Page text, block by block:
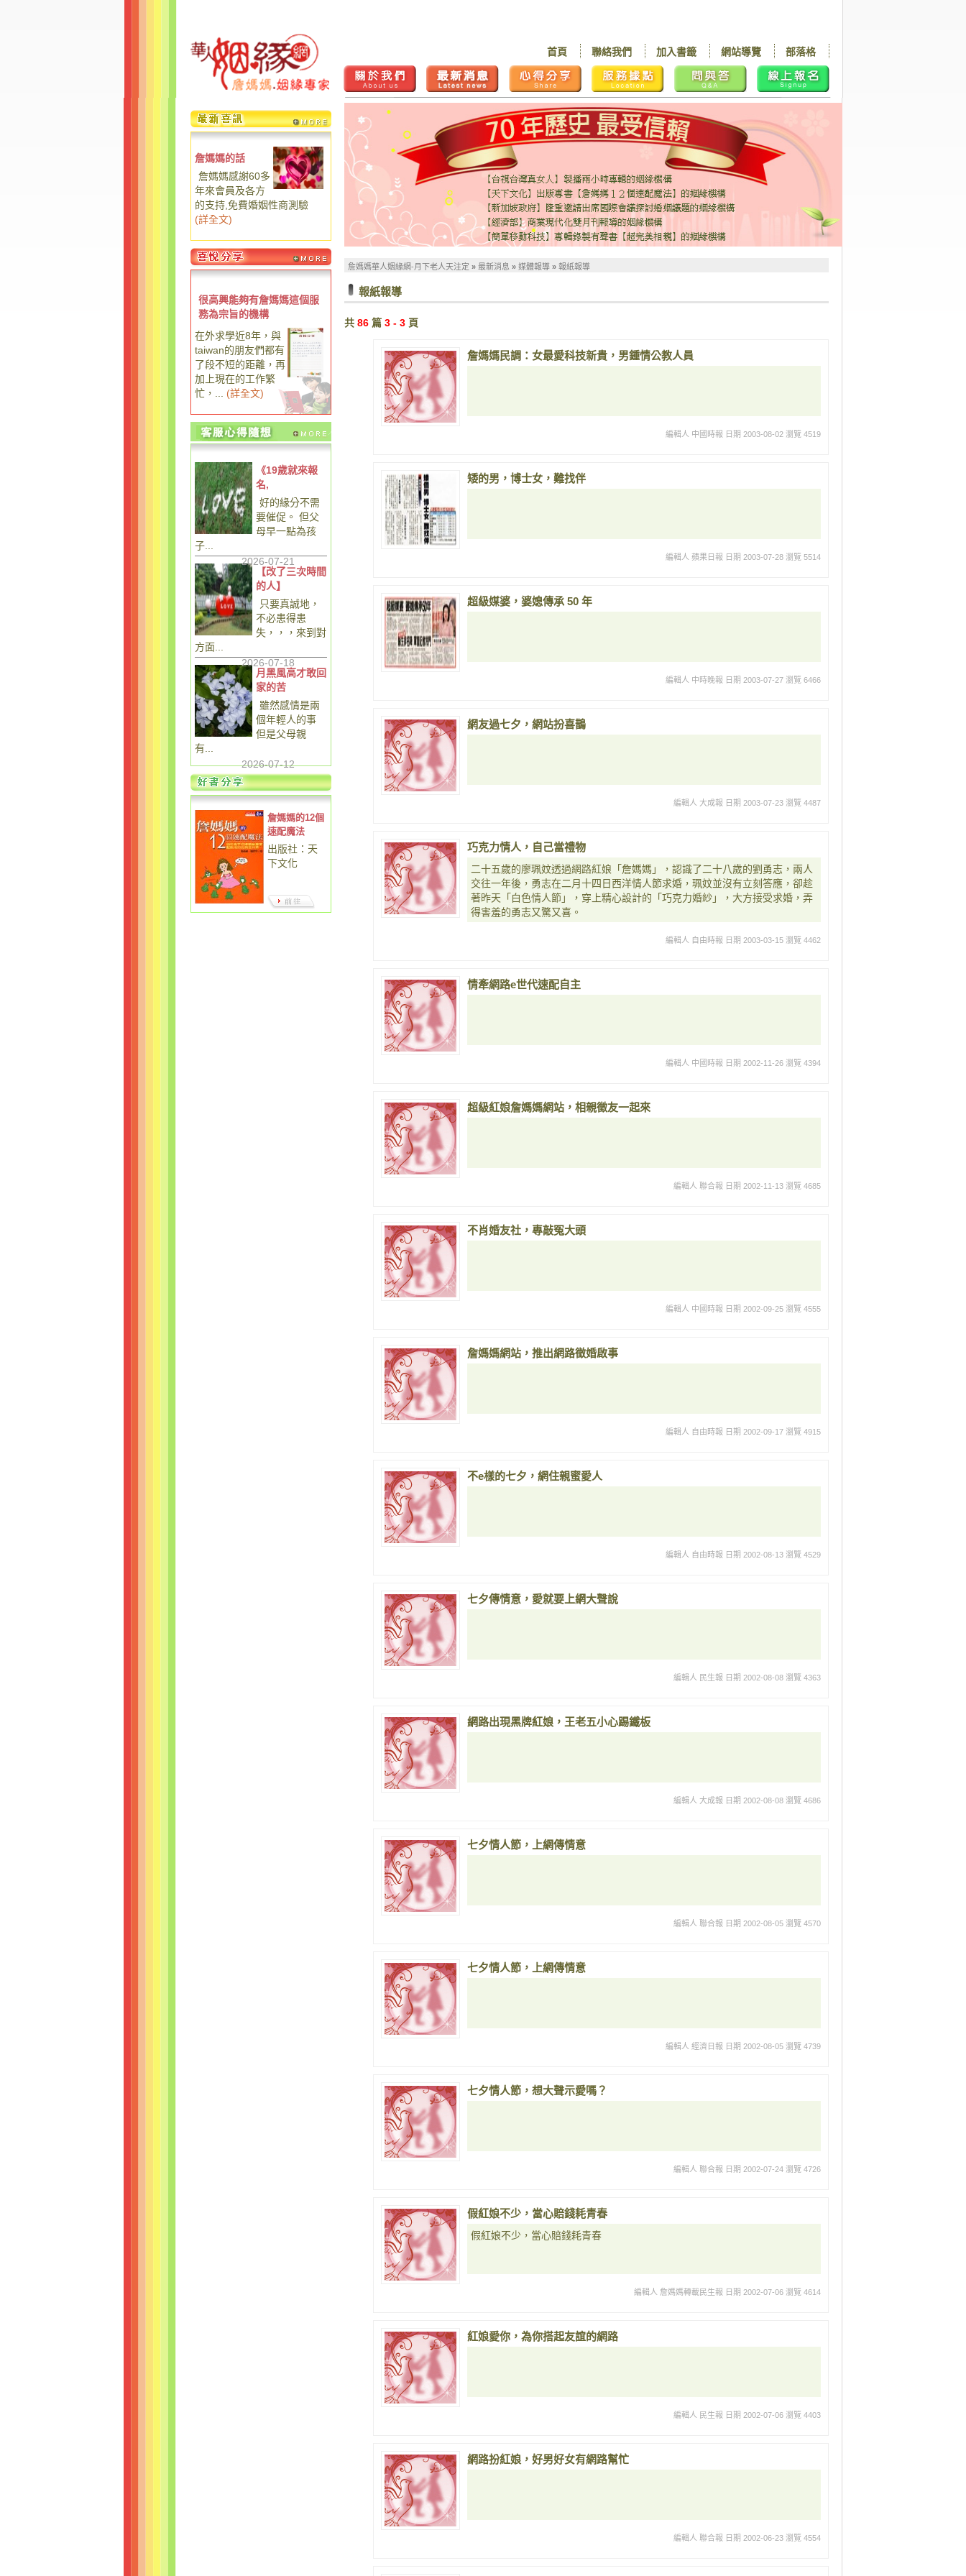
部落格
網站導覽
加入書籤
聯絡我們
首頁
詹媽媽的話
詹媽媽感謝60多
年來會員及各方
的支持,免費婚姻性商測驗
(詳全文)
很高興能夠有詹媽媽這個服
務為宗旨的機構
在外求學近8年，與
taiwan的朋友們都有
了段不短的距離，再
加上現在的工作繁
忙，...
(詳全文)
《19歲就來報
名,
好的緣分不需
要催促。 但父
母早一點為孩
子...
2026-07-21
【改了三次時間
的人】
只要真誠地，
不必患得患
失，，，來到對
方面...
2026-07-18
月黑風高才敢回
家的苦
雖然感情是兩
個年輕人的事
但是父母親
有...
2026-07-12
詹媽媽的12個
速配魔法
出版社：天
下文化
詹媽媽華人姻緣網-月下老人天注定 » 最新消息 » 媒體報導 » 報紙報導
報紙報導
共 86 篇 3 - 3 頁
詹媽媽民調：女最愛科技新貴，男鍾情公教人員
編輯人 中國時報 日期 2003-08-02 瀏覽 4519
矮的男，博士女，難找伴
編輯人 蘋果日報 日期 2003-07-28 瀏覽 5514
超級媒婆，婆媳傳承 50 年
編輯人 中時晚報 日期 2003-07-27 瀏覽 6466
網友過七夕，網站扮喜鵲
編輯人 大成報 日期 2003-07-23 瀏覽 4487
巧克力情人，自己當禮物
二十五歲的廖珮妏透過網路紅娘「詹媽媽」，認識了二十八歲的劉勇志，兩人
交往一年後，勇志在二月十四日西洋情人節求婚，珮妏並沒有立刻答應，卻趁
著昨天「白色情人節」，穿上精心設計的「巧克力婚紗」，大方接受求婚，弄
得害羞的勇志又驚又喜。
編輯人 自由時報 日期 2003-03-15 瀏覽 4462
情牽網路e世代速配自主
編輯人 中國時報 日期 2002-11-26 瀏覽 4394
超級紅娘詹媽媽網站，相親徵友一起來
編輯人 聯合報 日期 2002-11-13 瀏覽 4685
不肖婚友社，專敲冤大頭
編輯人 中國時報 日期 2002-09-25 瀏覽 4555
詹媽媽網站，推出網路徵婚啟事
編輯人 自由時報 日期 2002-09-17 瀏覽 4915
不e樣的七夕，網住親蜜愛人
編輯人 自由時報 日期 2002-08-13 瀏覽 4529
七夕傳情意，愛就要上網大聲說
編輯人 民生報 日期 2002-08-08 瀏覽 4363
網路出現黑牌紅娘，王老五小心踢鐵板
編輯人 大成報 日期 2002-08-08 瀏覽 4686
七夕情人節，上網傳情意
編輯人 聯合報 日期 2002-08-05 瀏覽 4570
七夕情人節，上網傳情意
編輯人 經濟日報 日期 2002-08-05 瀏覽 4739
七夕情人節，想大聲示愛嗎？
編輯人 聯合報 日期 2002-07-24 瀏覽 4726
假紅娘不少，當心賠錢耗青春
假紅娘不少，當心賠錢耗青春
編輯人 詹媽媽轉載民生報 日期 2002-07-06 瀏覽 4614
紅娘愛你，為你搭起友誼的網路
編輯人 民生報 日期 2002-07-06 瀏覽 4403
網路扮紅娘，好男好女有網路幫忙
編輯人 聯合報 日期 2002-06-23 瀏覽 4554